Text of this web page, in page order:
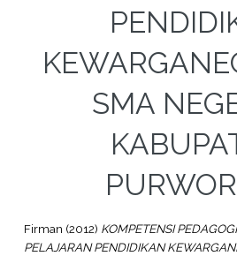
SMA
Firman (2012) KOMPETENSI
PELAJARAN PENDIDIKAN